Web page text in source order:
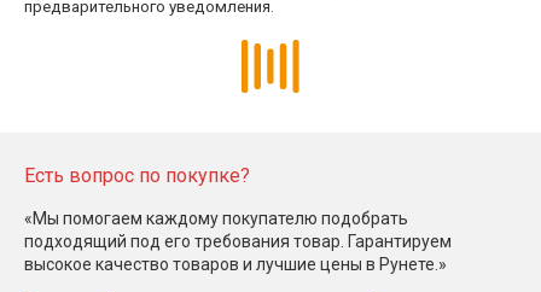
предварительного уведомления.
Есть вопрос по покупке?
«Мы помогаем каждому покупателю подобрать
подходящий под его требования товар. Гарантируем
высокое качество товаров и лучшие цены в Рунете.»